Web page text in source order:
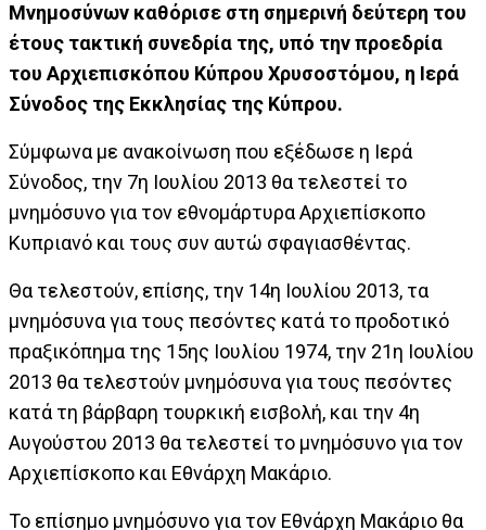
Μνημοσύνων καθόρισε στη σημερινή δεύτερη του
έτους τακτική συνεδρία της, υπό την προεδρία
του Αρχιεπισκόπου Κύπρου Χρυσοστόμου, η Ιερά
Σύνοδος της Εκκλησίας της Κύπρου.
Σύμφωνα με ανακοίνωση που εξέδωσε η Ιερά
Σύνοδος, την 7η Ιουλίου 2013 θα τελεστεί το
μνημόσυνο για τον εθνομάρτυρα Αρχιεπίσκοπο
Κυπριανό και τους συν αυτώ σφαγιασθέντας.
Θα τελεστούν, επίσης, την 14η Ιουλίου 2013, τα
μνημόσυνα για τους πεσόντες κατά το προδοτικό
πραξικόπημα της 15ης Ιουλίου 1974, την 21η Ιουλίου
2013 θα τελεστούν μνημόσυνα για τους πεσόντες
κατά τη βάρβαρη τουρκική εισβολή, και την 4η
Αυγούστου 2013 θα τελεστεί το μνημόσυνο για τον
Αρχιεπίσκοπο και Εθνάρχη Μακάριο.
Το επίσημο μνημόσυνο για τον Εθνάρχη Μακάριο θα